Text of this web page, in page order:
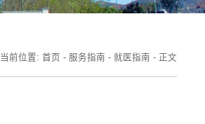
当前位置: 首页 - 服务指南 - 就医指南 - 正文